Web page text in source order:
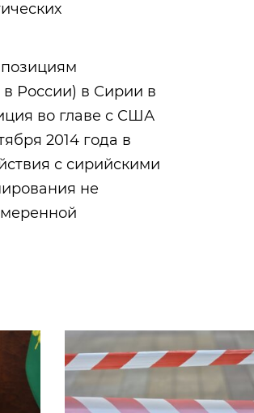
в России) в Сирии в
во главе с США
2014 года в
с сирийскими
не